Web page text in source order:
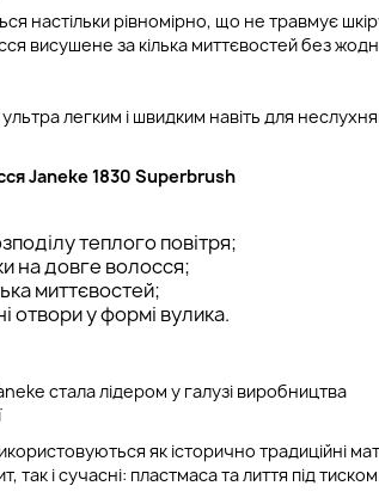
настільки рівномірно, що не травмує
висушене за кілька миттєвостей без
легким і швидким навіть для
Janeke 1830 Superbrush
теплого повітря;
на довге волосся;
миттєвостей;
отвори у формі вулика.
стала лідером у галузі виробництва
як історично традиційні
так і сучасні: пластмаса та лиття під